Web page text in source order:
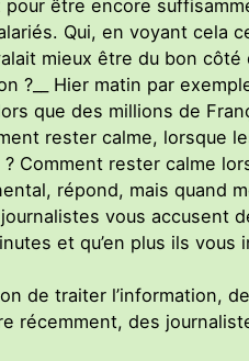
être encore
Qui, en voyant cela
mieux être du bon côté
?__ Hier matin par
que des millions de
rester calme, lorsque
Comment rester calme
répond, mais quand
vous accusent
et qu’en plus ils
de traiter l’information,
récemment, des